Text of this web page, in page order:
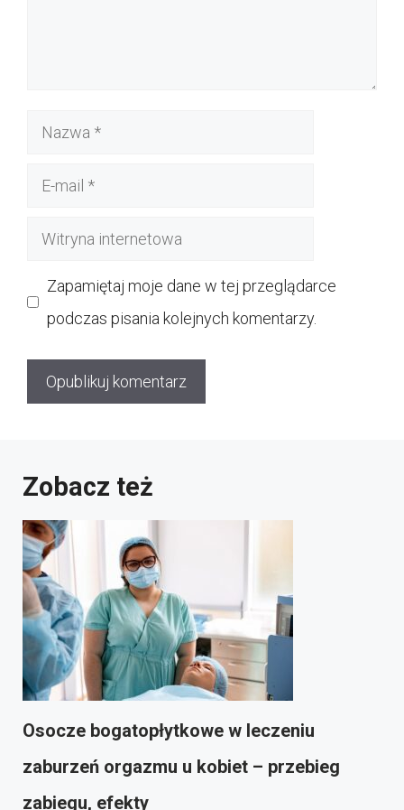
Nazwa
Witryna
Zapamiętaj moje dane w tej przeglądarce
podczas pisania kolejnych komentarzy.
Zobacz też
Osocze bogatopłytkowe w leczeniu
zaburzeń orgazmu u kobiet – przebieg
zabiegu, efekty